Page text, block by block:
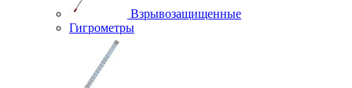
Взрывозащищенные
Гигрометры